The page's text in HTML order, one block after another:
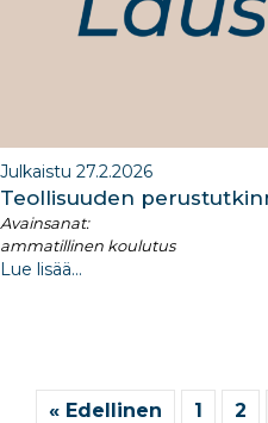
Julkaistu 27.2.2026
Teollisuuden
Avainsanat:
ammatillinen koulutus
Lue lisää...
« Edellinen 1 2